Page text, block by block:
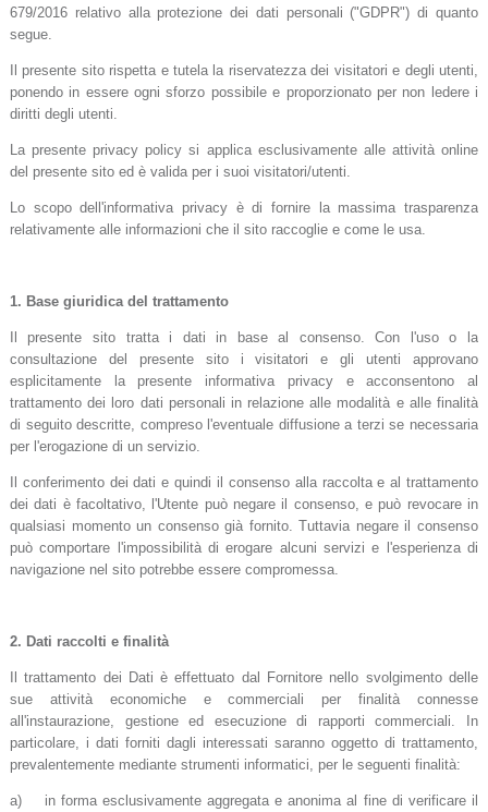
679/2016 relativo alla protezione dei dati personali ("GDPR") di quanto
segue.
Il presente sito rispetta e tutela la riservatezza dei visitatori e degli utenti,
ponendo in essere ogni sforzo possibile e proporzionato per non ledere i
diritti degli utenti.
La presente privacy policy si applica esclusivamente alle attività online
del presente sito ed è valida per i suoi visitatori/utenti.
Lo scopo dell'informativa privacy è di fornire la massima trasparenza
relativamente alle informazioni che il sito raccoglie e come le usa.
1. Base giuridica del trattamento
Il presente sito tratta i dati in base al consenso. Con l'uso o la
consultazione del presente sito i visitatori e gli utenti approvano
esplicitamente la presente informativa privacy e acconsentono al
trattamento dei loro dati personali in relazione alle modalità e alle finalità
di seguito descritte, compreso l'eventuale diffusione a terzi se necessaria
per l'erogazione di un servizio.
Il conferimento dei dati e quindi il consenso alla raccolta e al trattamento
dei dati è facoltativo, l'Utente può negare il consenso, e può revocare in
qualsiasi momento un consenso già fornito. Tuttavia negare il consenso
può comportare l'impossibilità di erogare alcuni servizi e l'esperienza di
navigazione nel sito potrebbe essere compromessa.
2. Dati raccolti e finalità
Il trattamento dei Dati è effettuato dal Fornitore nello svolgimento delle
sue attività economiche e commerciali per finalità connesse
all'instaurazione, gestione ed esecuzione di rapporti commerciali. In
particolare, i dati forniti dagli interessati saranno oggetto di trattamento,
prevalentemente mediante strumenti informatici, per le seguenti finalità:
a) in forma esclusivamente aggregata e anonima al fine di verificare il